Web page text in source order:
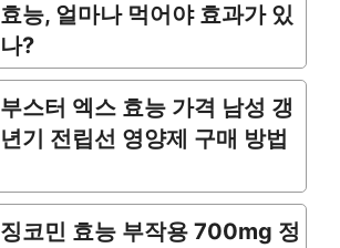
효능, 얼마나 먹어야 효과가 있
나?
부스터 엑스 효능 가격 남성 갱
년기 전립선 영양제 구매 방법
징코민 효능 부작용 700mg 정